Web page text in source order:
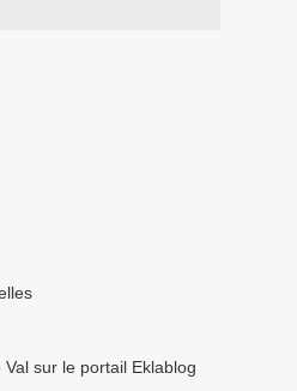
sur le portail Eklablog